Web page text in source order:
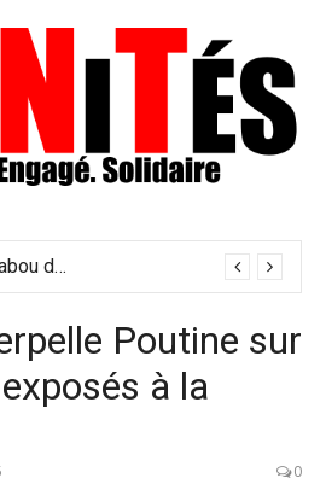
L'info
sociale,
solidaire
et
engagée
fait avancer le monde
Maurice lève le tabou du viol conjugal
Poutine sur
à la
0